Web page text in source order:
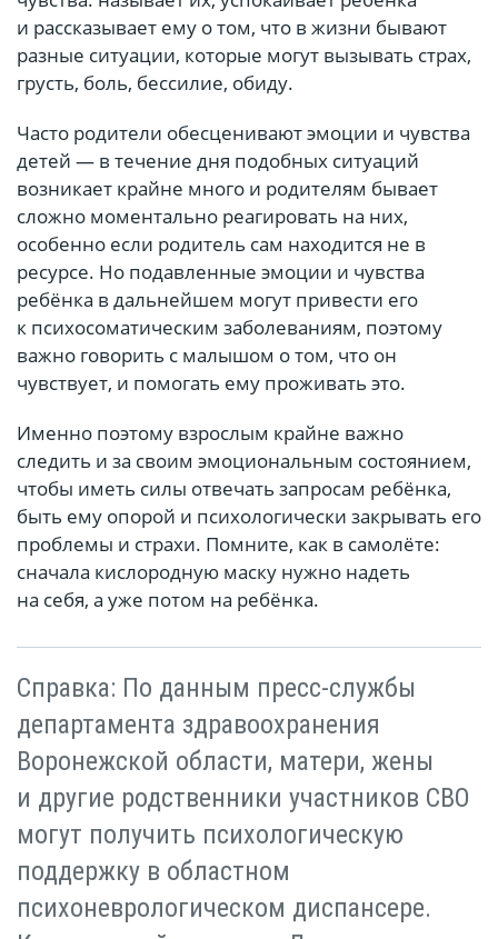
и рассказывает ему о том, что в жизни бывают
разные ситуации, которые могут вызывать страх,
грусть, боль, бессилие, обиду.
Часто родители обесценивают эмоции и чувства
детей — в течение дня подобных ситуаций
возникает крайне много и родителям бывает
сложно моментально реагировать на них,
особенно если родитель сам находится не в
ресурсе. Но подавленные эмоции и чувства
ребёнка в дальнейшем могут привести его
к психосоматическим заболеваниям, поэтому
важно говорить с малышом о том, что он
чувствует, и помогать ему проживать это.
Именно поэтому взрослым крайне важно
следить и за своим эмоциональным состоянием,
чтобы иметь силы отвечать запросам ребёнка,
быть ему опорой и психологически закрывать его
проблемы и страхи. Помните, как в самолёте:
сначала кислородную маску нужно надеть
на себя, а уже потом на ребёнка.
Справка: По данным пресс-службы
департамента здравоохранения
Воронежской области, матери, жены
и другие родственники участников СВО
могут получить психологическую
поддержку в областном
психоневрологическом диспансере.